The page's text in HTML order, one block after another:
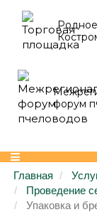
Родное
форум
Главная
Проведение
Упаковка и